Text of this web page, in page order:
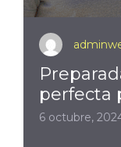
perfecta
6 octubre,